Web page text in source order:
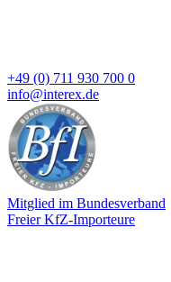
+49 (0) 711 930 700 0
info@interex.de
Mitglied im Bundesverband
Freier KfZ-Importeure